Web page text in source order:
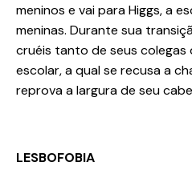
meninos e vai para Higgs, a
meninas. Durante sua
cruéis tanto de seus
escolar, a qual se recusa a
reprova a largura de seu
LESBOFOBIA